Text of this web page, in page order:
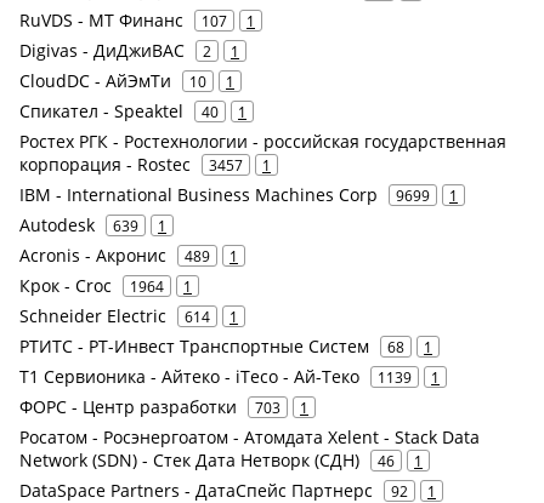
RuVDS - МТ Финанс 107 1
Digivas - ДиДжиВАС 2 1
CloudDC - АйЭмТи 10 1
Спикател - Speaktel 40 1
Ростех РГК - Ростехнологии - российская государственная
корпорация - Rostec
3457 1
IBM - International Business Machines Corp 9699 1
Autodesk 639 1
Acronis - Акронис 489 1
Крок - Croc 1964 1
Schneider Electric 614 1
РТИТС - РТ-Инвест Транспортные Систем 68 1
Т1 Сервионика - Айтеко - iTeco - Ай-Теко 1139 1
ФОРС - Центр разработки 703 1
Росатом - Росэнергоатом - Атомдата Xelent - Stack Data
Network (SDN) - Стек Дата Нетворк (СДН)
46 1
DataSpace Partners - ДатаСпейс Партнерс 92 1